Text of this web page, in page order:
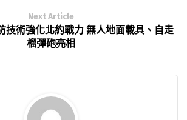
Next Article
技術強化北約戰力 無人地面載具、自走
榴彈砲亮相